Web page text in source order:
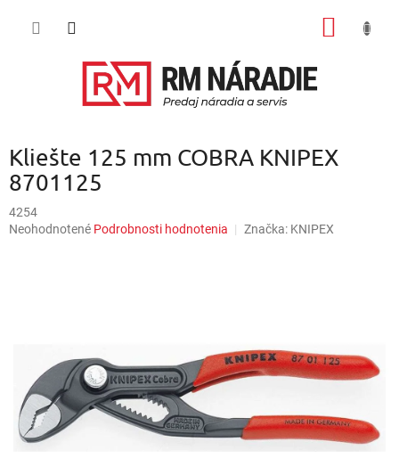
Kliešte 125 mm COBRA KNIPEX
8701125
4254
Priemerné
Neohodnotené Podrobnosti hodnotenia Značka: KNIPEX